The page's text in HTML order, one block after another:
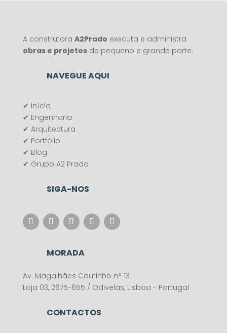
A construtora A2Prado executa e administra
obras e projetosde pequeno e grande porte.
NAVEGUE AQUI
✔ Início
✔ Engenharia
✔ Arquitectura
✔ Portfólio
✔ Blog
✔ Grupo A2 Prado
SIGA-NOS
MORADA
Av. Magalhães Coutinho n° 13
Loja 03, 2675-655 / Odivelas, Lisboa - Portugal
CONTACTOS